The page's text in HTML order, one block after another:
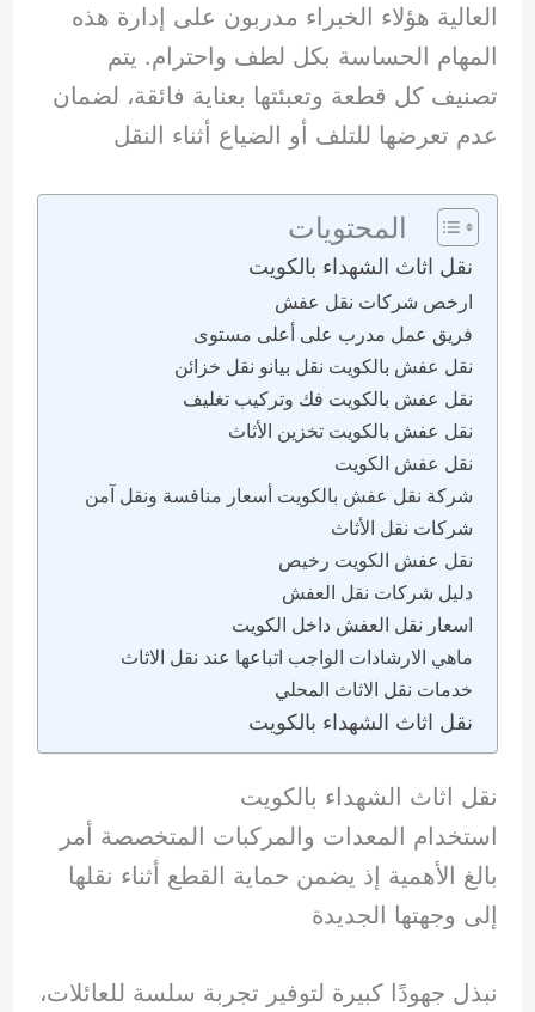
العالية هؤلاء الخبراء مدربون على إدارة هذه
المهام الحساسة بكل لطف واحترام. يتم
تصنيف كل قطعة وتعبئتها بعناية فائقة، لضمان
عدم تعرضها للتلف أو الضياع أثناء النقل
المحتويات
نقل اثاث الشهداء بالكويت
ارخص شركات نقل عفش
فريق عمل مدرب على أعلى مستوى
نقل عفش بالكويت نقل بيانو نقل خزائن
نقل عفش بالكويت فك وتركيب تغليف
نقل عفش بالكويت تخزين الأثاث
نقل عفش الكويت
شركة نقل عفش بالكويت أسعار منافسة ونقل آمن
شركات نقل الأثاث
نقل عفش الكويت رخيص
دليل شركات نقل العفش
اسعار نقل العفش داخل الكويت
ماهي الارشادات الواجب اتباعها عند نقل الاثاث
خدمات نقل الاثاث المحلي
نقل اثاث الشهداء بالكويت
نقل اثاث الشهداء بالكويت
استخدام المعدات والمركبات المتخصصة أمر
بالغ الأهمية إذ يضمن حماية القطع أثناء نقلها
إلى وجهتها الجديدة
نبذل جهودًا كبيرة لتوفير تجربة سلسة للعائلات،